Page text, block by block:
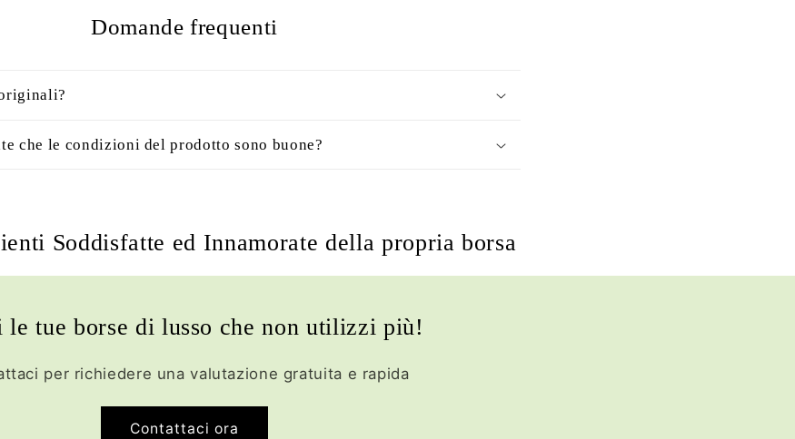
Domande frequenti
che le condizioni del prodotto sono buone?
Soddisfatte ed Innamorate della propria borsa
le tue borse di lusso che non utilizzi più!
per richiedere una valutazione gratuita e rapida
Contattaci ora